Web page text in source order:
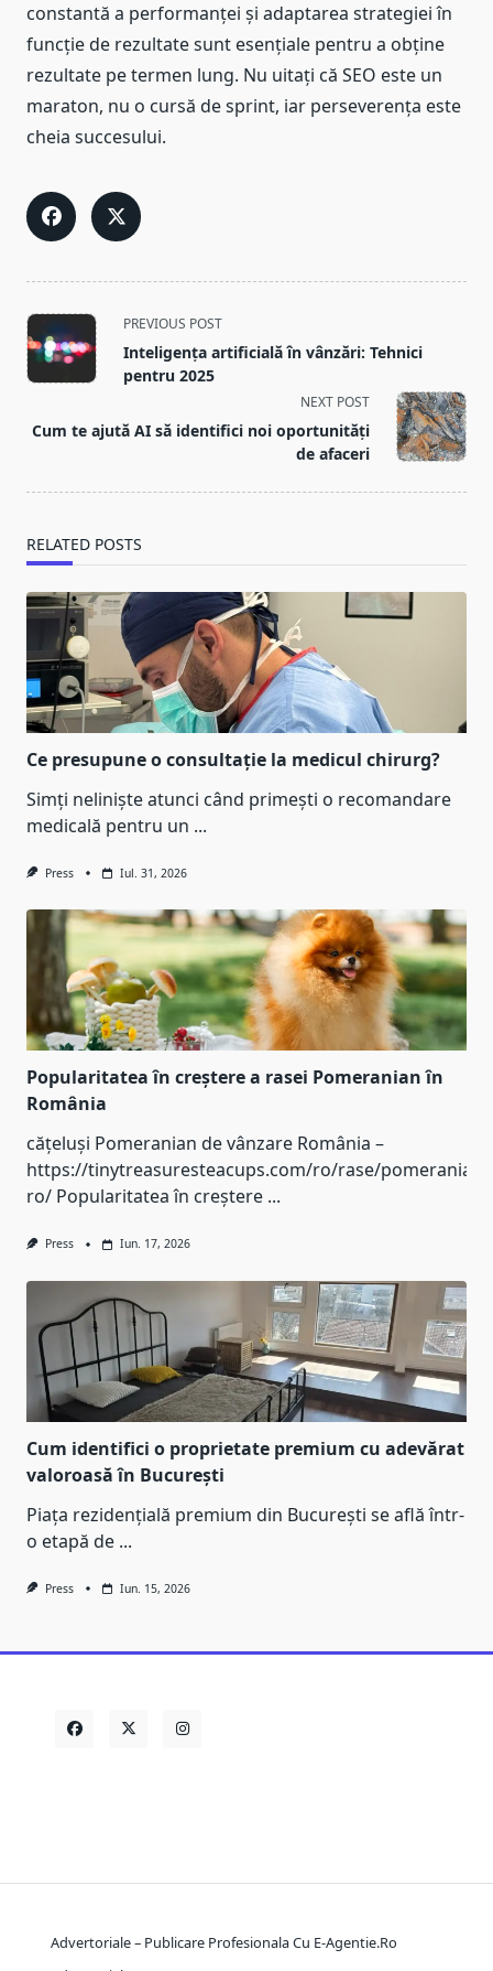
constantă a performanței și adaptarea strategiei în
funcție de rezultate sunt esențiale pentru a obține
rezultate pe termen lung. Nu uitați că SEO este un
maraton, nu o cursă de sprint, iar perseverența este
cheia succesului.
<span
class="nav-
subtitle
reader-
PREVIOUS POST
Inteligența artificială în vânzări: Tehnici
pentru 2025
NEXT POST
Cum te ajută AI să identifici noi oportunități
de afaceri
RELATED POSTS
Ce presupune o consultație la medicul chirurg?
Simți neliniște atunci când primești o recomandare
medicală pentru un ...
Press Iul. 31, 2026
Popularitatea în creștere a rasei Pomeranian în
România
cățeluși Pomeranian de vânzare România –
https://tinytreasuresteacups.com/ro/rase/pomeranian-
ro/ Popularitatea în creștere ...
Press Iun. 17, 2026
Cum identifici o proprietate premium cu adevărat
valoroasă în București
Piața rezidențială premium din București se află într-
o etapă de ...
Press Iun. 15, 2026
Advertoriale – Publicare Profesionala Cu E-Agentie.ro